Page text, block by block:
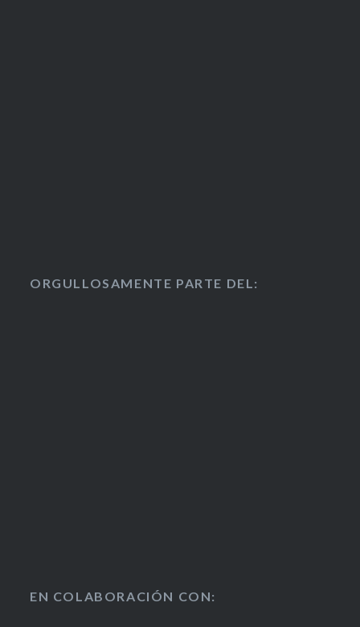
ORGULLOSAMENTE PARTE DEL:
EN COLABORACIÓN CON: